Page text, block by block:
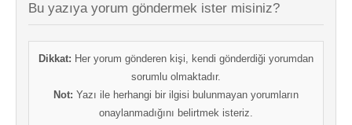
Bu yazıya yorum göndermek ister misiniz?
Dikkat: Her yorum gönderen kişi, kendi gönderdiği yorumdan
sorumlu olmaktadır.
Not: Yazı ile herhangi bir ilgisi bulunmayan yorumların
onaylanmadığını belirtmek isteriz.